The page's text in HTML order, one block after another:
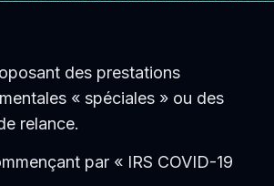
des prestations
« spéciales » ou des
relance.
par « IRS COVID-19